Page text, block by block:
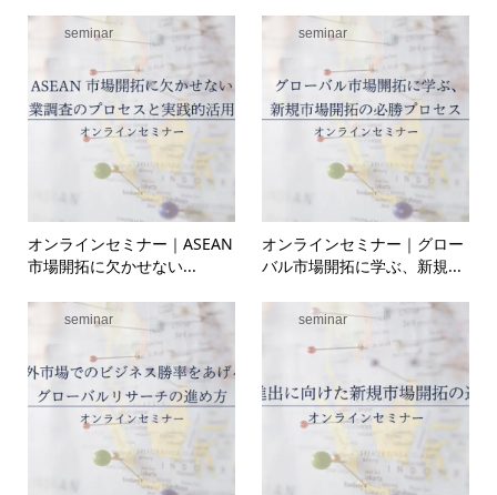
seminar
オンラインセミナー｜ASEAN
市場開拓に欠かせない...
seminar
オンラインセミナー｜グロー
バル市場開拓に学ぶ、新規...
seminar seminar